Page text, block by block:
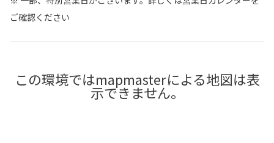
ご確認ください
この環境ではmapmasterによる地図は表
示できません。